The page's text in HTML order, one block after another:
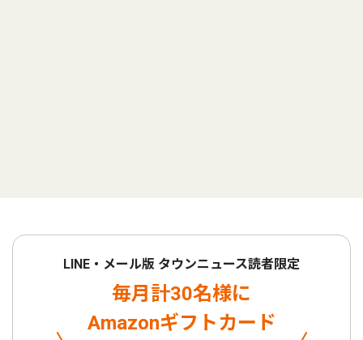
LINE・メール版 タウンニュース読者限定
毎月計30名様に
Amazonギフトカード